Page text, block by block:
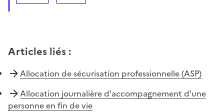
Articles liés :
Allocation de sécurisation professionnelle (ASP)
Allocation journalière d'accompagnement d'une
personne en fin de vie